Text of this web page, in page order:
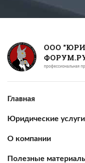
ООО
Главная
Юридические услуги
О компании
Полезные